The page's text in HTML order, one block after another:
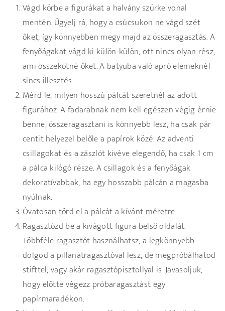
Vágd körbe a figurákat a halvány szürke vonal
mentén. Ügyelj rá, hogy a csúcsukon ne vágd szét
őket, így könnyebben megy majd az összeragasztás. A
fenyőágakat vágd ki külön-külön, ott nincs olyan rész,
ami összekötné őket. A batyuba való apró elemeknél
sincs illesztés.
Mérd le, milyen hosszú pálcát szeretnél az adott
figurához. A fadarabnak nem kell egészen végig érnie
benne, összeragasztani is könnyebb lesz, ha csak pár
centit helyezel belőle a papírok közé. Az adventi
csillagokat és a zászlót kivéve elegendő, ha csak 1 cm
a pálca kilógó része. A csillagok és a fenyőágak
dekoratívabbak, ha egy hosszabb pálcán a magasba
nyúlnak.
Óvatosan törd el a pálcát a kívánt méretre.
Ragasztózd be a kivágott figura belső oldalát.
Többféle ragasztót használhatsz, a legkönnyebb
dolgod a pillanatragasztóval lesz, de megpróbálhatod
stifttel, vagy akár ragasztópisztollyal is. Javasoljuk,
hogy előtte végezz próbaragasztást egy
papírmaradékon.